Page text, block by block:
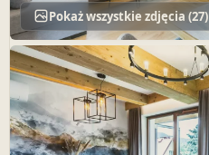
Pokaż wszystkie zdjęcia (27)